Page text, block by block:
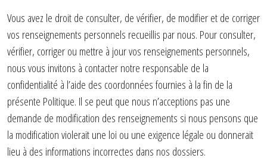
Vous avez le droit de consulter, de vérifier, de modifier et de corriger
vos renseignements personnels recueillis par nous. Pour consulter,
vérifier, corriger ou mettre à jour vos renseignements personnels,
nous vous invitons à contacter notre responsable de la
confidentialité à l’aide des coordonnées fournies à la fin de la
présente Politique. Il se peut que nous n’acceptions pas une
demande de modification des renseignements si nous pensons que
la modification violerait une loi ou une exigence légale ou donnerait
lieu à des informations incorrectes dans nos dossiers.